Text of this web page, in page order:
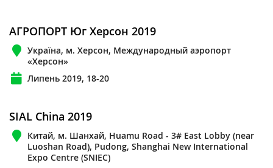
АГРОПОРТ Юг Херсон 2019
Україна, м. Херсон, Международный аэропорт
«Херсон»
Липень 2019, 18-20
SIAL China 2019
Китай, м. Шанхай, Huamu Road - 3# East Lobby (near
Luoshan Road), Pudong, Shanghai New International
Expo Centre (SNIEC)